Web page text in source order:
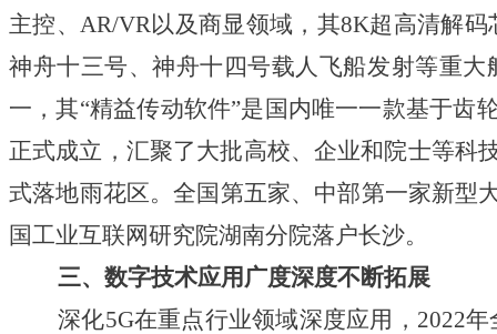
主控、 AR/VR以及商显领域，其8K超高清解
神舟十三号、神舟十四号载人飞船发射等重
一，其“精益传动软件”是国内唯一一款基于齿
正式成立，汇聚了大批高校、企业和院士等科
式落地雨花区。全国第五家、中部第一家新型
国工业互联网研究院湖南分院落户长沙。
三、数字技术应用广度深度不断拓展
深化5G在重点行业领域深度应用，2022年